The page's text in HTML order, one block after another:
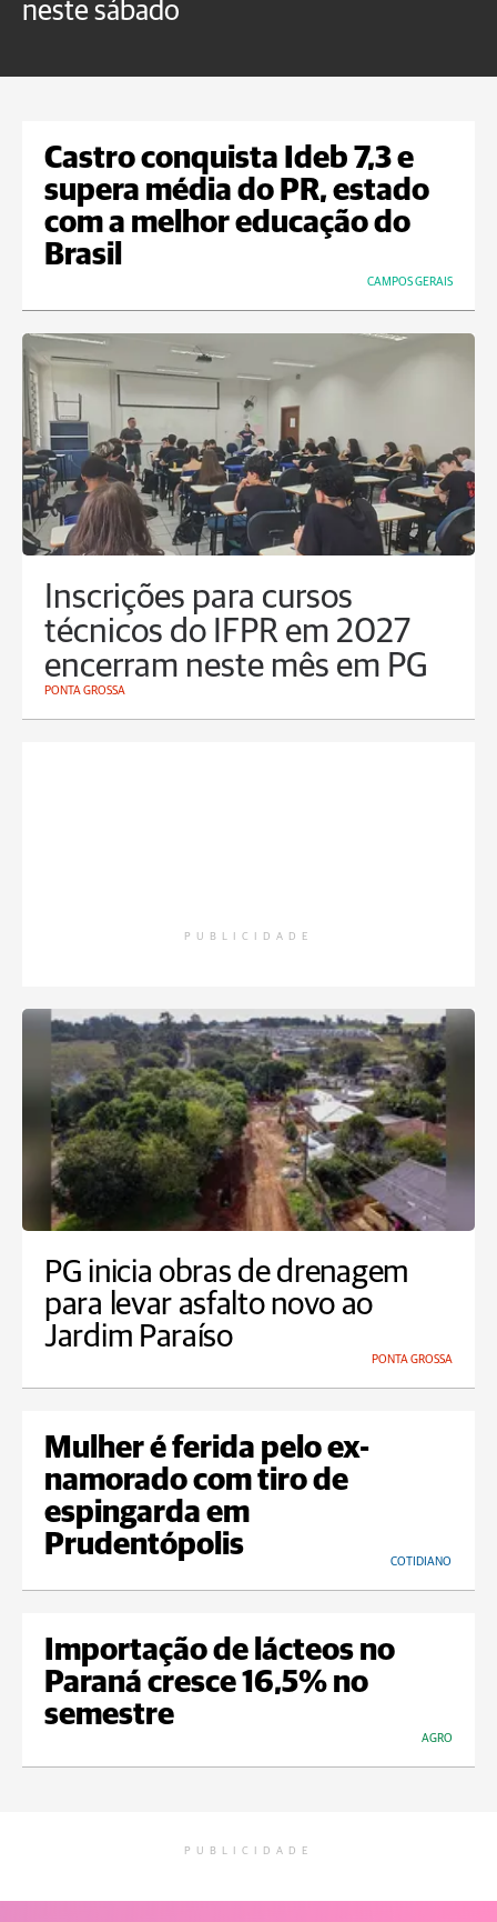
neste sábado
Castro conquista Ideb 7,3 e
supera média do PR, estado
com a melhor educação do
Brasil
CAMPOS GERAIS
Inscrições para cursos
técnicos do IFPR em 2027
encerram neste mês em PG
PONTA GROSSA
PUBLICIDADE
PG inicia obras de drenagem
para levar asfalto novo ao
Jardim Paraíso
PONTA GROSSA
Mulher é ferida pelo ex-
namorado com tiro de
espingarda em
Prudentópolis
COTIDIANO
Importação de lácteos no
Paraná cresce 16,5% no
semestre
AGRO
PUBLICIDADE